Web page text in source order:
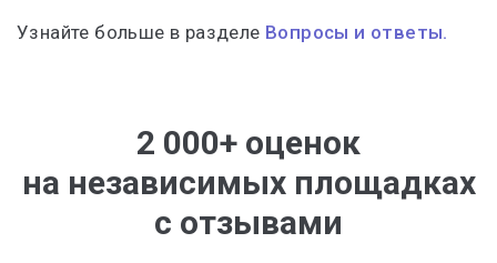
Узнайте больше в разделе Вопросы и ответы.
2 000+ оценок
на независимых площадках
с отзывами